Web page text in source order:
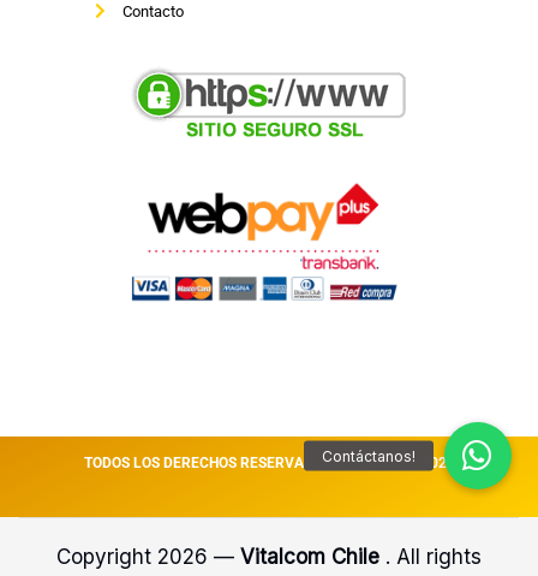
Contacto
TODOS LOS DERECHOS RESERVADOS VITALCOM || 2026
Copyright 2026 — Vitalcom Chile . All rights